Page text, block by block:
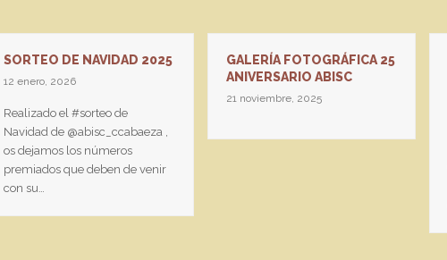
SORTEO DE NAVIDAD 2025
12 enero, 2026
Realizado el #sorteo de
Navidad de @abisc_ccabaeza ,
os dejamos los números
premiados que deben de venir
con su…
GALERÍA FOTOGRÁFICA 25
ANIVERSARIO ABISC
21 noviembre, 2025